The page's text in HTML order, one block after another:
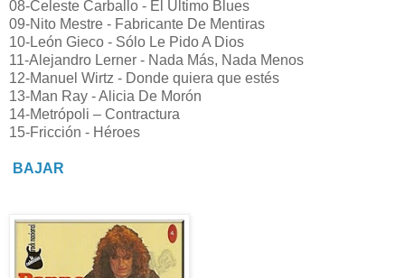
08-Celeste Carballo - El Último Blues
09-Nito Mestre - Fabricante De Mentiras
10-León Gieco - Sólo Le Pido A Dios
11-Alejandro Lerner - Nada Más, Nada Menos
12-Manuel Wirtz - Donde quiera que estés
13-Man Ray - Alicia De Morón
14-Metrópoli – Contractura
15-Fricción - Héroes
BAJAR